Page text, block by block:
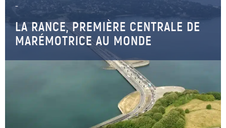
–
LA RANCE, PREMIÈRE CENTRALE DE
MARÉMOTRICE AU MONDE